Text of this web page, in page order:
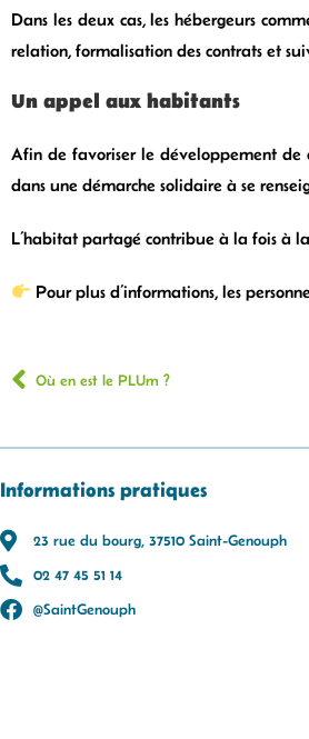
Dans les deux cas, les hébergeurs
relation, formalisation des contrats et
Un appel aux habitants
Afin de favoriser le développement de
dans une démarche solidaire à se
L’habitat partagé contribue à la fois à la
Pour plus d’informations, les
Où en est le PLUm ?
Informations pratiques
23 rue du bourg, 37510 Saint-Genouph
02 47 45 51 14
@SaintGenouph